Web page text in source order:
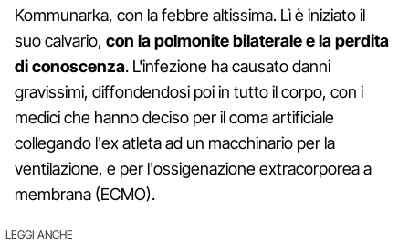
Kommunarka, con la febbre altissima. Lì è iniziato il
suo calvario, con la polmonite bilaterale e la perdita
di conoscenza. L'infezione ha causato danni
gravissimi, diffondendosi poi in tutto il corpo, con i
medici che hanno deciso per il coma artificiale
collegando l'ex atleta ad un macchinario per la
ventilazione, e per l'ossigenazione extracorporea a
membrana (ECMO).
LEGGI ANCHE